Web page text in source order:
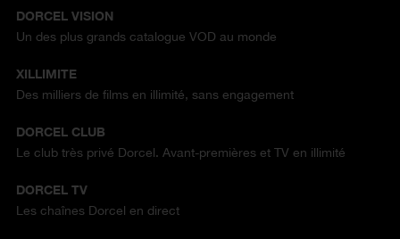
DORCEL VISION
Un des plus grands catalogue VOD au monde
XILLIMITE
Des milliers de films en illimité, sans engagement
DORCEL CLUB
Le club très privé Dorcel. Avant-premières et TV en illimité
DORCEL TV
Les chaînes Dorcel en direct